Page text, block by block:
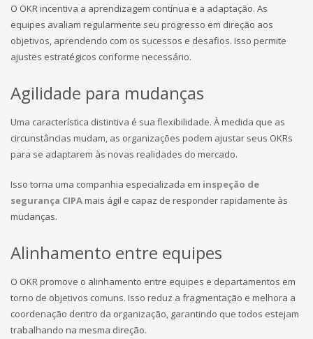
O OKR incentiva a aprendizagem contínua e a adaptação. As
equipes avaliam regularmente seu progresso em direção aos
objetivos, aprendendo com os sucessos e desafios. Isso permite
ajustes estratégicos conforme necessário.
Agilidade para mudanças
Uma característica distintiva é sua flexibilidade. À medida que as
circunstâncias mudam, as organizações podem ajustar seus OKRs
para se adaptarem às novas realidades do mercado.
Isso torna uma companhia especializada em inspeção de
segurança CIPAmais ágil e capaz de responder rapidamente às
mudanças.
Alinhamento entre equipes
O OKR promove o alinhamento entre equipes e departamentos em
torno de objetivos comuns. Isso reduz a fragmentação e melhora a
coordenação dentro da organização, garantindo que todos estejam
trabalhando na mesma direção.